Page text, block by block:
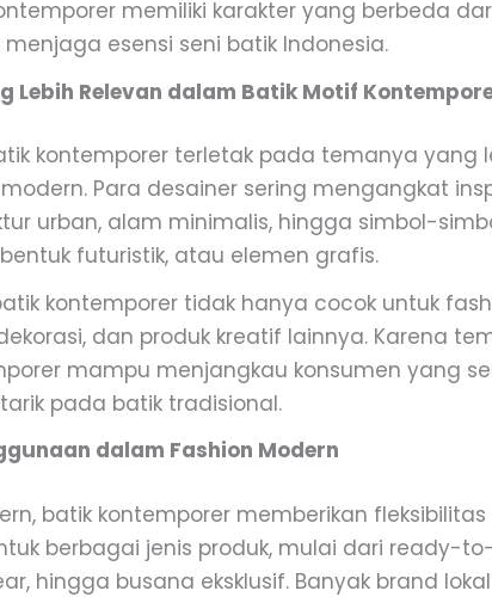
memiliki karakter yang berbeda
esensi seni batik Indonesia.
Lebih Relevan dalam Batik Motif
kontemporer terletak pada temanya yang
Para desainer sering mengangkat
urban, alam minimalis, hingga simbol-
futuristik, atau elemen grafis.
kontemporer tidak hanya cocok untuk
dan produk kreatif lainnya. Karena
mampu menjangkau konsumen yang
pada batik tradisional.
dalam Fashion Modern
batik kontemporer memberikan fleksibilitas
berbagai jenis produk, mulai dari ready-
hingga busana eksklusif. Banyak brand lokal